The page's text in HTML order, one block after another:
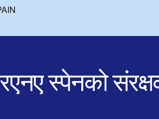
स्पेनको